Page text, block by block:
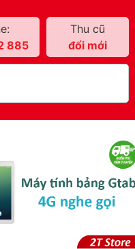
885
Thu cũ
đổi mới